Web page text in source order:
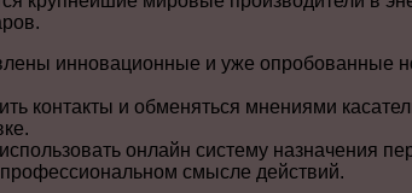
инновационные и уже опробованные
контакты и обменяться мнениями
онлайн систему назначения
смысле действий.